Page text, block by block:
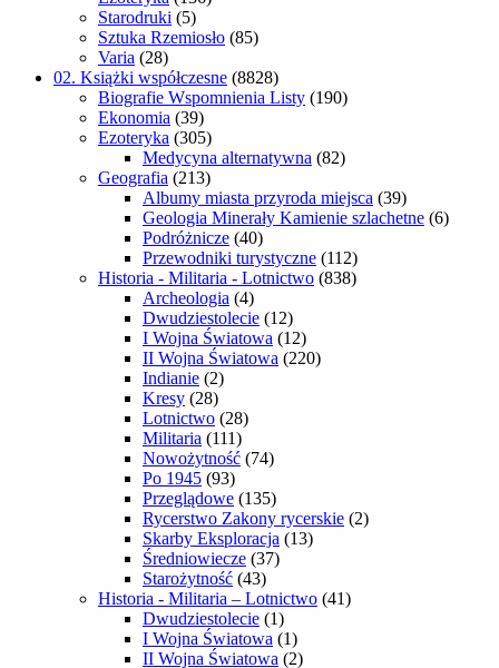
Starodruki (5)
Sztuka Rzemiosło (85)
Varia (28)
02. Książki współczesne (8828)
Biografie Wspomnienia Listy (190)
Ekonomia (39)
Ezoteryka (305)
Medycyna alternatywna (82)
Geografia (213)
Albumy miasta przyroda miejsca (39)
Geologia Minerały Kamienie szlachetne (6)
Podróżnicze (40)
Przewodniki turystyczne (112)
Historia - Militaria - Lotnictwo (838)
Archeologia (4)
Dwudziestolecie (12)
I Wojna Światowa (12)
II Wojna Światowa (220)
Indianie (2)
Kresy (28)
Lotnictwo (28)
Militaria (111)
Nowożytność (74)
Po 1945 (93)
Przeglądowe (135)
Rycerstwo Zakony rycerskie (2)
Skarby Eksploracja (13)
Średniowiecze (37)
Starożytność (43)
Historia - Militaria – Lotnictwo (41)
Dwudziestolecie (1)
I Wojna Światowa (1)
II Wojna Światowa (2)